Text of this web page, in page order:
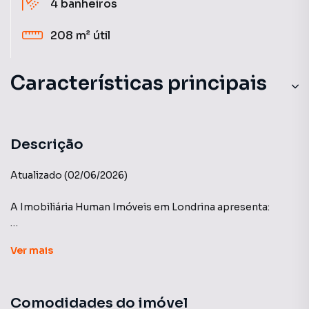
4 banheiros
208 m² útil
Características principais
Descrição
Atualizado (02/06/2026)
A Imobiliária Human Imóveis em Londrina apresenta:
- Área total de 263 m2
Ver mais
Comodidades do imóvel